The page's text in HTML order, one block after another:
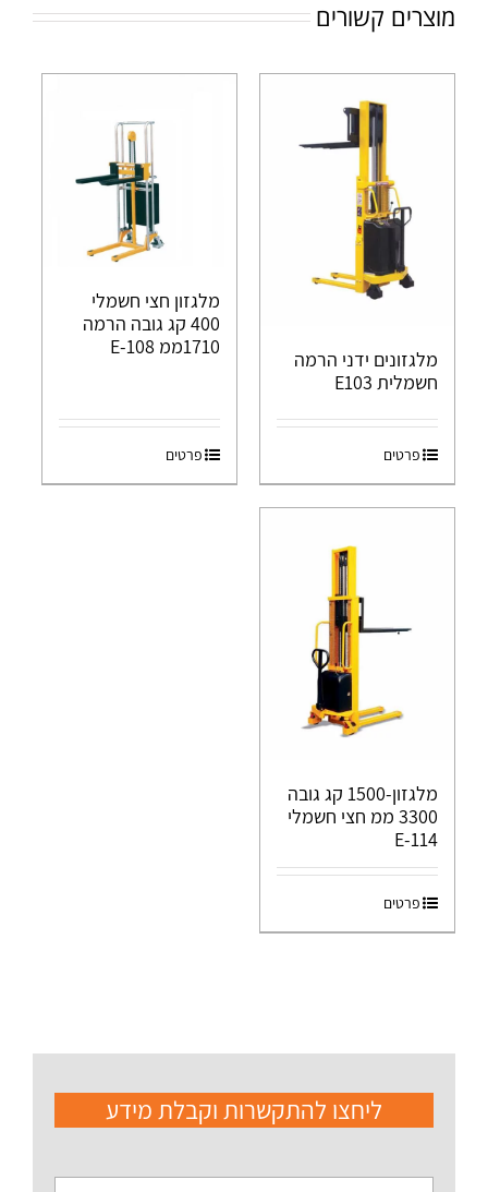
מוצרים קשורים
מלגזונים ידני הרמה
חשמלית E103
פרטים
מלגזון חצי חשמלי
400 קג גובה הרמה
1710ממ E-108
פרטים
מלגזון-1500 קג גובה
3300 ממ חצי חשמלי
E-114
פרטים
ליחצו להתקשרות וקבלת מידע